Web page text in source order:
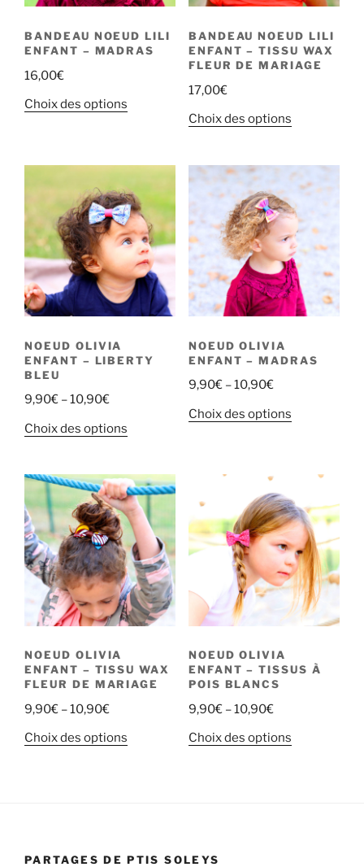
BANDEAU NOEUD LILI
ENFANT – MADRAS
16,00€
Choix des options
BANDEAU NOEUD LILI
ENFANT – TISSU WAX
FLEUR DE MARIAGE
17,00€
Choix des options
NOEUD OLIVIA
ENFANT – LIBERTY
BLEU
9,90€ –10,90€
Choix des options
NOEUD OLIVIA
ENFANT – MADRAS
9,90€–10,90€
Choix des options
NOEUD OLIVIA
ENFANT – TISSU WAX
FLEUR DE MARIAGE
9,90€ –10,90€
Choix des options
NOEUD OLIVIA
ENFANT – TISSUS À
POIS BLANCS
9,90€–10,90€
Choix des options
PARTAGES DE PTIS SOLEYS